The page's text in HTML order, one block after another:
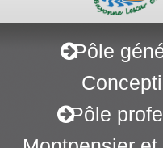
Pôle
Pôle